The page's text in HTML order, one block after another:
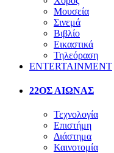
Μουσεία
Σινεμά
Βιβλίο
Εικαστικά
Τηλεόραση
ENTERTAINMENT
22ΟΣ ΑΙΩΝΑΣ
Τεχνολογία
Επιστήμη
Διάστημα
Καινοτομία